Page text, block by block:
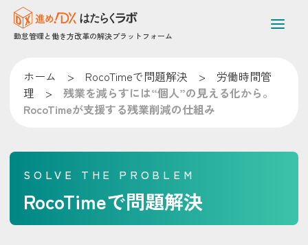
勤怠管理と働き方改革の解決プラットフォーム
ホーム > RocoTimeで問題解決 > 労働時間管
理 > 残業を減らすには“個人”の見える化から。
RocoTimeが支援する残業削減の仕組み
SOLVE THE PROBLEM
RocoTimeで問題解決